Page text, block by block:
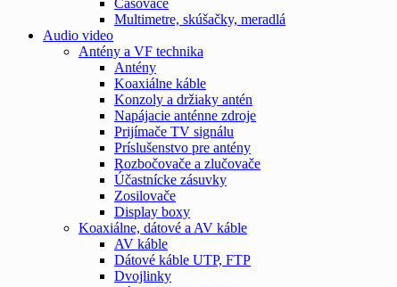
Multimetre, skúšačky, meradlá
Audio video
Antény a VF technika
Antény
Koaxiálne káble
Konzoly a držiaky antén
Napájacie anténne zdroje
Prijímače TV signálu
Príslušenstvo pre antény
Rozbočovače a zlučovače
Účastnícke zásuvky
Zosilovače
Display boxy
Koaxiálne, dátové a AV káble
AV káble
Dátové káble UTP, FTP
Dvojlinky